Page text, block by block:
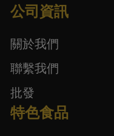
公司資訊
關於我們
聯繫我們
批發
特色食品